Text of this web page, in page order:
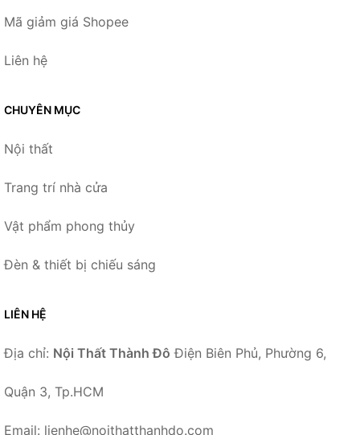
Mã giảm giá Shopee
Liên hệ
CHUYÊN MỤC
Nội thất
Trang trí nhà cửa
Vật phẩm phong thủy
Đèn & thiết bị chiếu sáng
LIÊN HỆ
Địa chỉ: Nội Thất Thành Đô Điện Biên Phủ, Phường 6,
Quận 3, Tp.HCM
Email: lienhe@noithatthanhdo.com